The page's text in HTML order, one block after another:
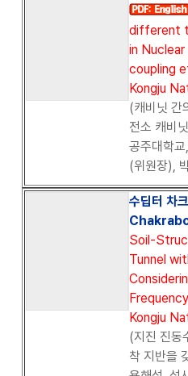
different
in
coupling
Kongju
(캐비닛 간
전소 캐비
공주대학
(위원장),
수딥터 차
Soil-
Tunnel
Kongju
(지진 진동
착 지반을